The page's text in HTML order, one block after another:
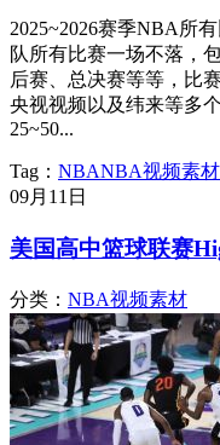
2025~2026赛季NBA所
队所有比赛一场不落，
后赛、总决赛等等，比
央视视频以及纬来等多
25~50...
Tag： NBANBA视频素材
09月 11日
美国高中篮球联赛
分类： NBA视频素材